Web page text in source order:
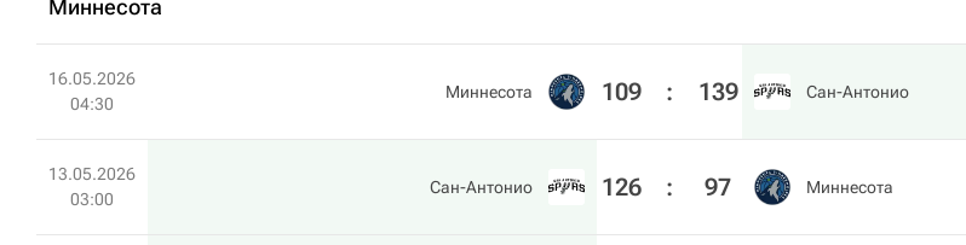
Миннесота
16.05.2026
04:30
Миннесота 109 : 139 Сан-Антонио
13.05.2026
03:00
Сан-Антонио 126 : 97 Миннесота